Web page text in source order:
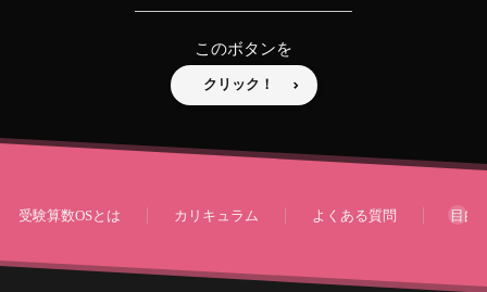
このボタンを
クリック！
受験算数OSとは カリキュラム よくある質問 目的